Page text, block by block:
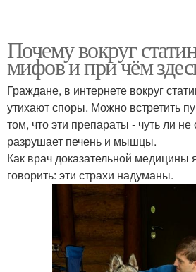
Почему вокруг
мифов и при чём
Граждане, в интернете вокруг
утихают споры. Можно встретить
том, что эти препараты - чуть ли
разрушает печень и мышцы.
Как врач доказательной медицины
говорить: эти страхи надуманы.